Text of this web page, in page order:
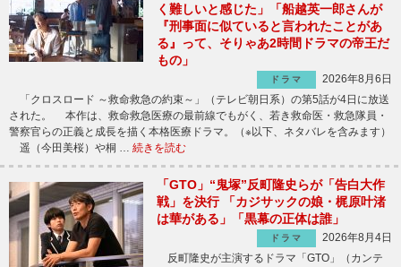
く難しいと感じた」「船越英一郎さんが
『刑事面に似ていると言われたことがあ
る』って、そりゃあ2時間ドラマの帝王だ
もの」
ドラマ
2026年8月6日
「クロスロード ～救命救急の約束～」（テレビ朝日系）の第5話が4日に放送
された。 本作は、救命救急医療の最前線でもがく、若き救命医・救急隊員・
警察官らの正義と成長を描く本格医療ドラマ。（※以下、ネタバレを含みます）
遥（今田美桜）や桐 … 続きを読む
「GTO」“鬼塚”反町隆史らが「告白大作
戦」を決行 「カジサックの娘・梶原叶渚
は華がある」「黒幕の正体は誰」
ドラマ
2026年8月4日
反町隆史が主演するドラマ「GTO」（カンテ